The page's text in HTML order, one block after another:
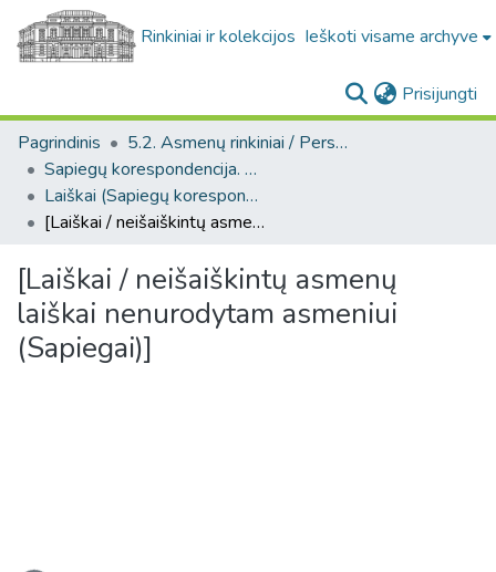
Rinkiniai ir kolekcijos Ieškoti visame archyve
Prisijungti
Pagrindinis
5.2. Asmenų rinkiniai / Personal collections
Sapiegų korespondencija. F139
Laiškai (Sapiegų korespondencija. F139)
[Laiškai / neišaiškintų asmenų laiškai nenurodytam asmeniui (Sapiegai)]
[Laiškai / neišaiškintų asmenų
laiškai nenurodytam asmeniui
(Sapiegai)]